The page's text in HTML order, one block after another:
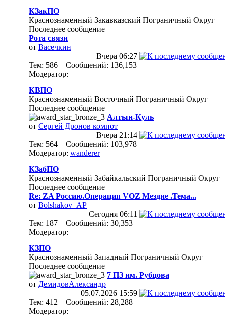
КЗакПО
Краснознаменный Закавказский Пограничный Округ
Последнее сообщение
Рота связи
от Васечкин
Вчера 06:27
Тем: 586 Сообщений: 136,153
Модератор:
КВПО
Краснознаменный Восточный Пограничный Округ
Последнее сообщение
Алтын-Куль
от Сергей Дронов компот
Вчера 21:14
Тем: 564 Сообщений: 103,978
Модератор: wanderer
КЗабПО
Краснознаменный Забайкальский Пограничный Округ
Последнее сообщение
Re: ZA Россию.Операция VOZ Мездие .Тема...
от Bolshakov_AP
Сегодня 06:11
Тем: 187 Сообщений: 30,353
Модератор:
КЗПО
Краснознаменный Западный Пограничный Округ
Последнее сообщение
7 ПЗ им. Рубцова
от ДемидовАлександр
05.07.2026 15:59
Тем: 412 Сообщений: 28,288
Модератор: